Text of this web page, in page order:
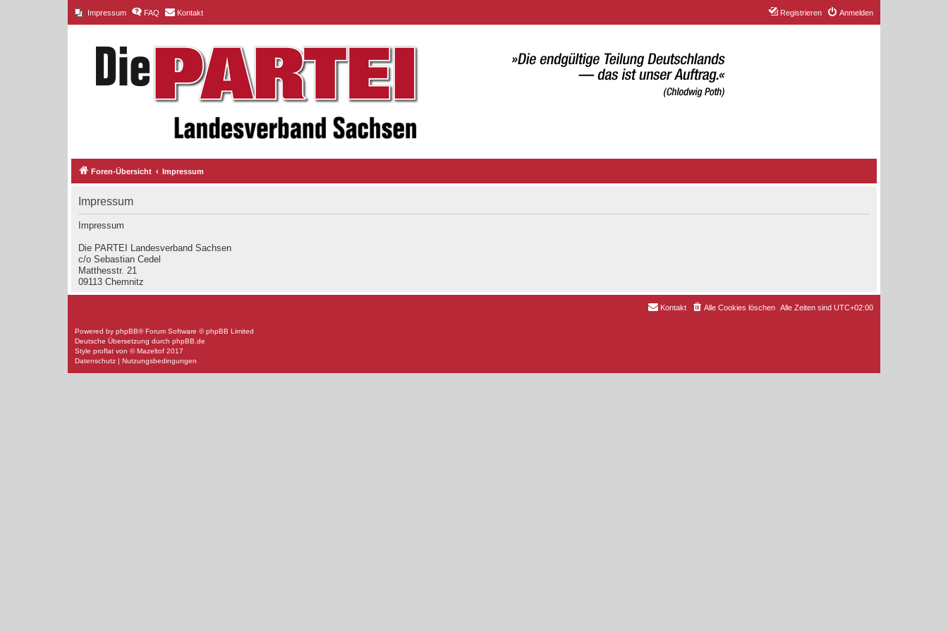
Impressum FAQ Kontakt Anmelden
Registrieren
Foren-Übersicht Impressum
Impressum
Impressum
Die PARTEI Landesverband Sachsen
c/o Sebastian Cedel
Matthesstr. 21
09113 Chemnitz
Alle Zeiten sind UTC+02:00
Alle Cookies löschen
Kontakt
Powered by phpBB® Forum Software © phpBB Limited
Deutsche Übersetzung durch phpBB.de
Style proflat von ©Mazeltof 2017
Datenschutz | Nutzungsbedingungen